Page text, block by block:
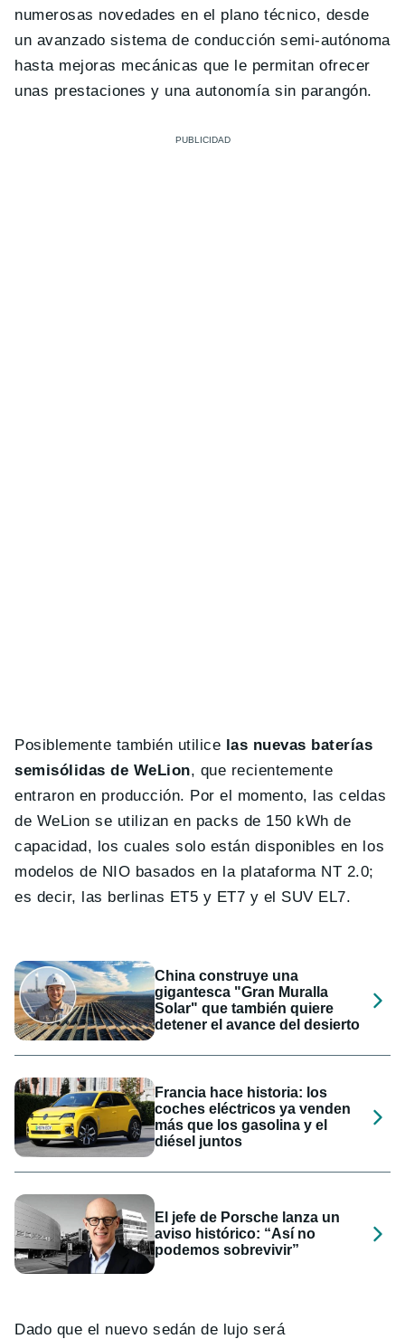
numerosas novedades en el plano técnico, desde
un avanzado sistema de conducción semi-autónoma
hasta mejoras mecánicas que le permitan ofrecer
unas prestaciones y una autonomía sin parangón.
Posiblemente también utilice las nuevas baterías
semisólidas de WeLion, que recientemente
entraron en producción. Por el momento, las celdas
de WeLion se utilizan en packs de 150 kWh de
capacidad, los cuales solo están disponibles en los
modelos de NIO basados en la plataforma NT 2.0;
es decir, las berlinas ET5 y ET7 y el SUV EL7.
China construye una
gigantesca "Gran Muralla
Solar" que también quiere
detener el avance del desierto
Francia hace historia: los
coches eléctricos ya venden
más que los gasolina y el
diésel juntos
El jefe de Porsche lanza un
aviso histórico: “Así no
podemos sobrevivir”
Dado que el nuevo sedán de lujo será